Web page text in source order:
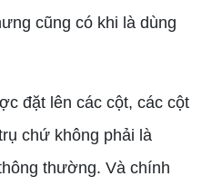
cũng có khi là dùng
đặt lên các cột, các cột
chứ không phải là
thường. Và chính